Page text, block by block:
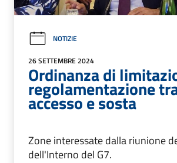
NOTIZIE
26 SETTEMBRE 2024
Ordinanza di
regolamentazione
accesso e sosta
Zone interessate dalla riunione
dell'Interno del G7.